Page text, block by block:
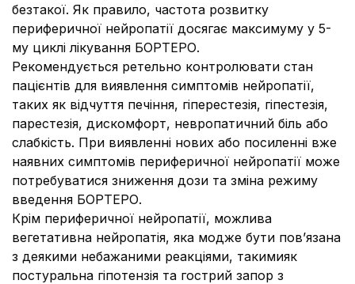
безтакої. Як правило, частота розвитку
периферичної нейропатії досягає максимуму у 5-
му циклі лікування БОРТЕРО.
Рекомендується ретельно контролювати стан
пацієнтів для виявлення симптомів нейропатії,
таких як відчуття печіння, гіперестезія, гіпестезія,
парестезія, дискомфорт, невропатичний біль або
слабкість. При виявленні нових або посиленні вже
наявних симптомів периферичної нейропатії може
потребуватися зниження дози та зміна режиму
введення БОРТЕРО.
Крім периферичної нейропатії, можлива
вегетативна нейропатія, яка модже бути пов’язана
з деякими небажаними реакціями, такимияк
постуральна гіпотензія та гострий запор з